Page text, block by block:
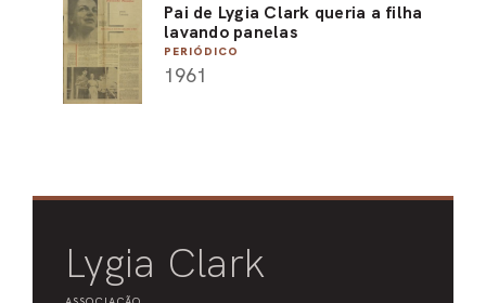
Pai de Lygia Clark queria a filha
lavando panelas
PERIÓDICO
1961
Lygia Clark